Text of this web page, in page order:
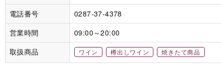
電話番号
0287-37-4378
営業時間
09:00～20:00
取扱商品
ワイン 樽出しワイン 焼きたて商品